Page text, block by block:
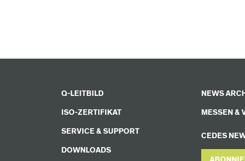
Q-LEITBILD
ISO-ZERTIFIKAT
SERVICE & SUPPORT
DOWNLOADS
NEWS
MESSEN &
CEDES